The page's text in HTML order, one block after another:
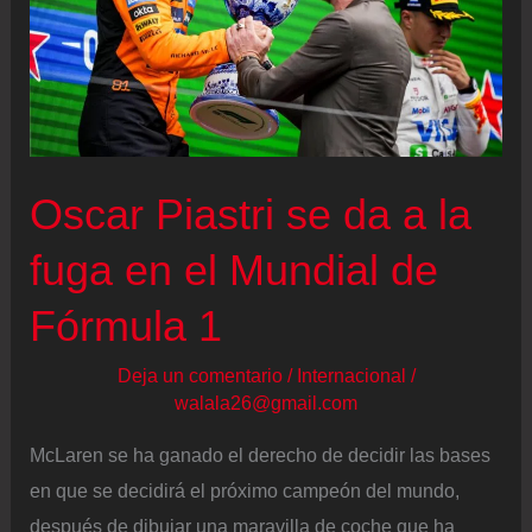
Oscar Piastri se da a la
fuga en el Mundial de
Fórmula 1
Deja un comentario / Internacional /
walala26@gmail.com
McLaren se ha ganado el derecho de decidir las bases
en que se decidirá el próximo campeón del mundo,
después de dibujar una maravilla de coche que ha